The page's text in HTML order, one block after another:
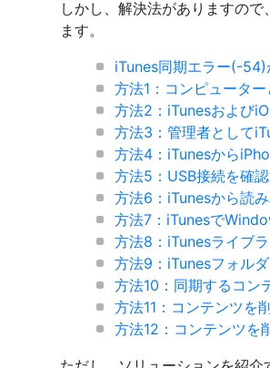
しかし、解決法がありますの
ます。
iTunes同期エラー(-
方法1：コンピュータ
方法2：iTunesおよび
方法3：管理者として
方法4：iTunesから
方法5：USB接続を確
方法6：iTunesから読
方法7：iTunesで
方法8：iTunesライブ
方法9：iTunesフォル
方法10：同期するコン
方法11：コンテンツを
方法12：コンテンツを